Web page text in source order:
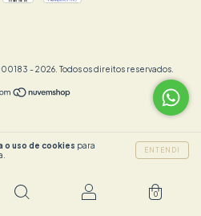
o uso de cookies para
ENTENDI
0
- 2026. Todos os direitos reservados.